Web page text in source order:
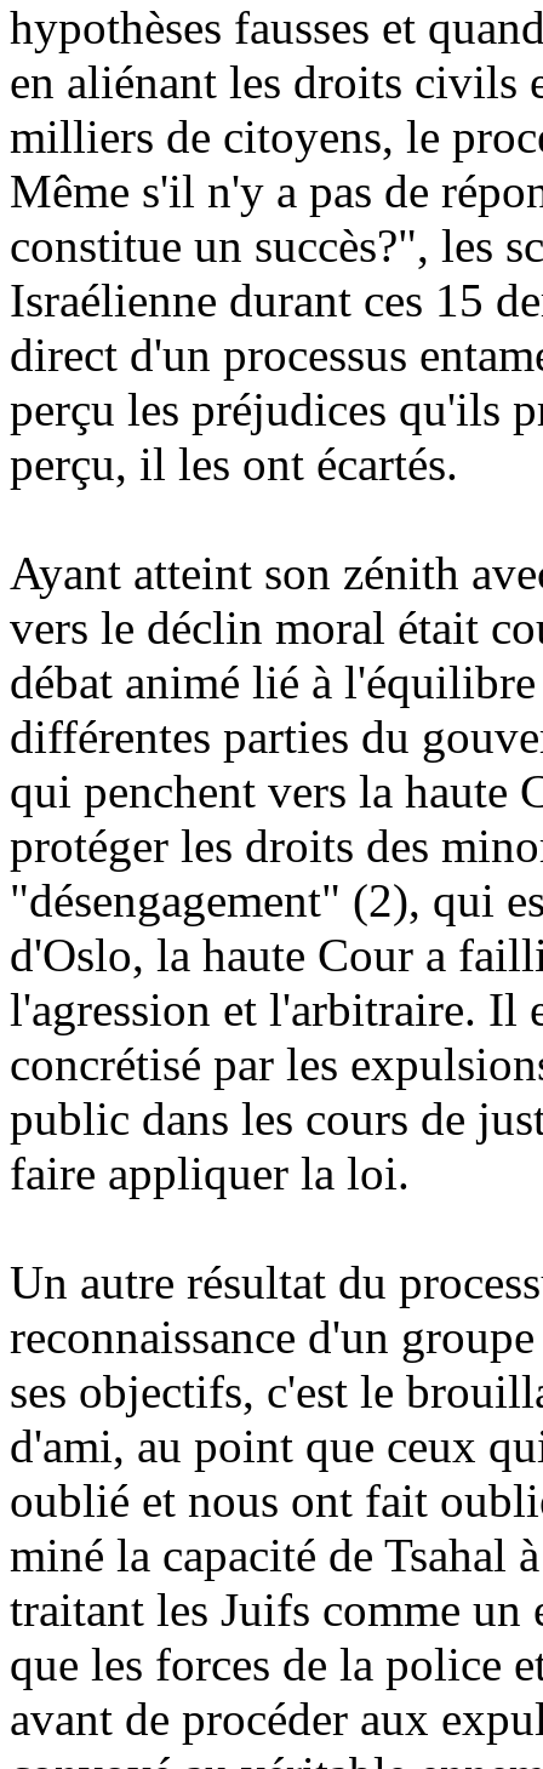
hypothèses fausses et
en aliénant les droits civils
milliers de citoyens, le
Même s'il n'y a pas de
constitue un succès?", les
Israélienne durant ces 15
direct d'un processus
perçu les préjudices qu'ils
perçu, il les ont écartés.
Ayant atteint son zénith
vers le déclin moral était
débat animé lié à
différentes parties du
qui penchent vers la haute
protéger les droits des
"désengagement" (2), qui
d'Oslo, la haute Cour a
l'agression et l'arbitraire. Il
concrétisé par les
public dans les cours de
faire appliquer la loi.
Un autre résultat du
reconnaissance d'un
ses objectifs, c'est le
d'ami, au point que ceux
oublié et nous ont fait
miné la capacité de Tsahal
traitant les Juifs comme un
que les forces de la police
avant de procéder aux